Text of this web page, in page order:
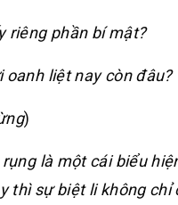
riêng phần bí mật?
oanh liệt nay còn đâu?
)
là một cái biểu
thì sự biệt li không chỉ